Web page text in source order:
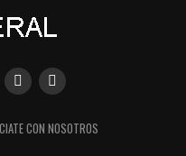
CON NOSOTROS